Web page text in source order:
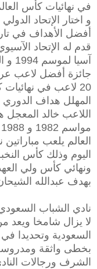
و اختار الإتحاد
قدم له الإتحاد
اللاعب خالد
العالم يلعب
اليوم وذلك كأس
بهدف عبدالله
نادي الشباب
لا يزال شامخا ويعد
السعودية وتحديدا
بخطى واثقة
الشرف ورجالات